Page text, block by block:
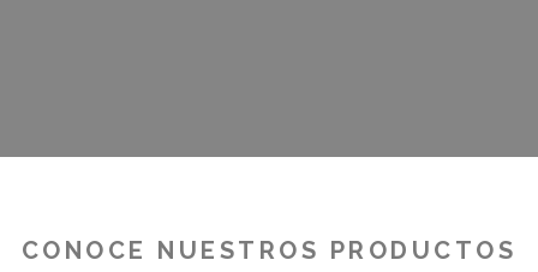
CONOCE NUESTROS PRODUCTOS